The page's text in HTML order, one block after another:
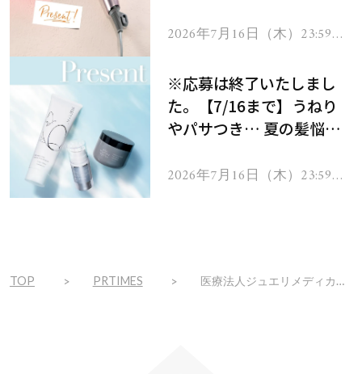
ヘアドライヤー ジュエル
2026年7月16日（木）23:59ま
※応募は終了いたしまし
た。【7/16まで】うねり
やパサつき… 夏の髪悩み
ムを13名様にプレゼン
2026年7月16日（木）23:59ま
TOP PRTIMES 医療法人ジュエリメディカル、スキンメンテナンスとして、２０２４年４月から美白・美肌管理特集を開始しました！